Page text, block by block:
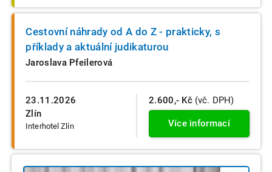
23.11.2026
Zlín
Interhotel Zlín
Cestovní náhrady od A do Z - prakticky, s
příklady a aktuální judikaturou
Jaroslava Pfeilerová
2.600,- Kč (vč. DPH)
Více informací